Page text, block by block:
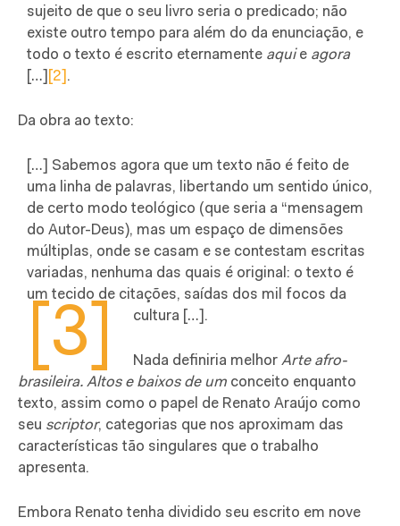
sujeito de que o seu livro seria o predicado; não
existe outro tempo para além do da enunciação, e
todo o texto é escrito eternamente aquie agora
[…]
[2] .
Da obra ao texto:
[…] Sabemos agora que um texto não é feito de
uma linha de palavras, libertando um sentido único,
de certo modo teológico (que seria a “mensagem
do Autor-Deus), mas um espaço de dimensões
múltiplas, onde se casam e se contestam escritas
variadas, nenhuma das quais é original: o texto é
um tecido de citações, saídas dos mil focos da
cultura […]
[3] .
Nada definiria melhor Arte afro-
brasileira. Altos e baixos de um conceito enquanto
texto, assim como o papel de Renato Araújo como
seu scriptor, categorias que nos aproximam das
características tão singulares que o trabalho
apresenta.
Embora Renato tenha dividido seu escrito em nove